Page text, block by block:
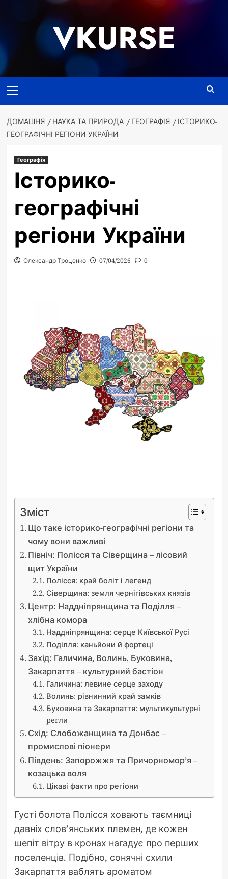
VKURSE
меню
ДОМАШНЯ НАУКА ТА ПРИРОДА ГЕОГРАФІЯ
ІСТОРИКО-
ГЕОГРАФІЧНІ РЕГІОНИ УКРАЇНИ
Географія
Історико-
географічні
регіони України
Олександр Троценко 07/04/2026 0
Зміст
Що таке історико-географічні регіони та
чому вони важливі
Північ: Полісся та Сіверщина – лісовий
щит України
Полісся: край боліт і легенд
Сіверщина: земля чернігівських князів
Центр: Наддніпрянщина та Поділля –
хлібна комора
Наддніпрянщина: серце Київської Русі
Поділля: каньйони й фортеці
Захід: Галичина, Волинь, Буковина,
Закарпаття – культурний бастіон
Галичина: левине серце заходу
Волинь: рівнинний край замків
Буковина та Закарпаття: мультикультурні
perли
Схід: Слобожанщина та Донбас –
промислові піонери
Південь: Запорожжя та Причорномор’я –
козацька воля
Цікаві факти про регіони
Густі болота Полісся ховають таємниці
давніх слов’янських племен, де кожен
шепіт вітру в кронах нагадує про перших
поселенців. Подібно, сонячні схили
Закарпаття ваблять ароматом